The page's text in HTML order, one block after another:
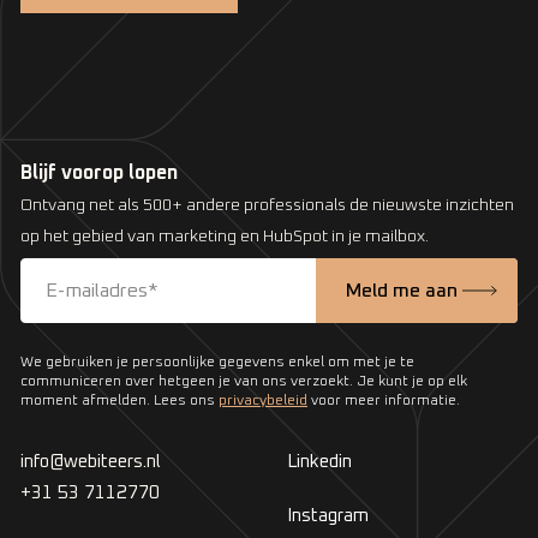
Blijf voorop lopen
Ontvang net als 500+ andere professionals de nieuwste inzichten
op het gebied van marketing en HubSpot in je mailbox.
We gebruiken je persoonlijke gegevens enkel om met je te
communiceren over hetgeen je van ons verzoekt. Je kunt je op elk
moment afmelden. Lees ons privacybeleid voor meer informatie.
info@webiteers.nl
+31 53 7112770
Linkedin
Instagram